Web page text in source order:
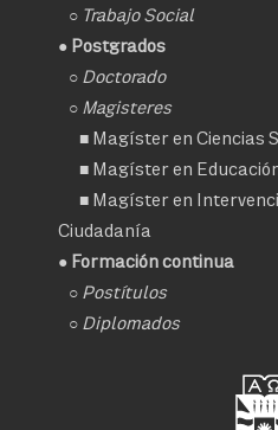
○ Trabajo Social
● Postgrados
○ Doctorado
○ Magisteres
■ Magíster en Ciencias
■ Magíster en
■ Magíster en
Ciudadanía
● Formación continua
○ Postítulos
○ Diplomados